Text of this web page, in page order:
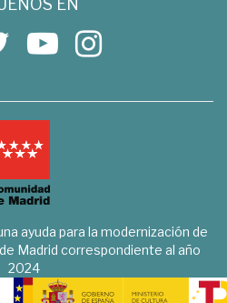
EN
ayuda para la modernización de
Madrid correspondiente al año
2024